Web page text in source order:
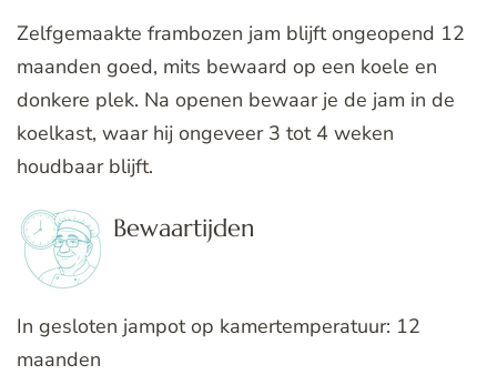
Zelfgemaakte frambozen jam blijft ongeopend 12
maanden goed, mits bewaard op een koele en
donkere plek. Na openen bewaar je de jam in de
koelkast, waar hij ongeveer 3 tot 4 weken
houdbaar blijft.
Bewaartijden
In gesloten jampot op kamertemperatuur: 12
maanden